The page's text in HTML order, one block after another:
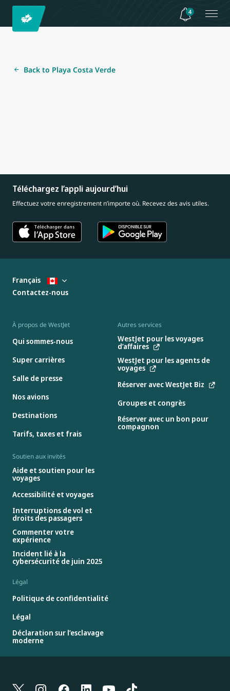
4
Back to Playa Costa Verde
Téléchargez l’appli aujourd’hui
Effectuez votre enregistrement n’importe où. Recevez des avis utiles.
À propos de WestJet
Qui sommes-nous
Super carrières
Salle de presse
Nos avions
Destinations
Tarifs, taxes et frais
Autres services
WestJet pour les voyages
d’affaires
WestJet pour les agents de
voyages
Réserver avec WestJet Biz
Groupes et congrès
Réserver avec un bon pour
compagnon
Soutien aux invités
Aide et soutien pour les
voyages
Accessibilité et voyages
Interruptions de vol et
droits des passagers
Commenter votre
expérience
Incident lié à la
cybersécurité de juin 2025
Légal
Politique de confidentialité
Légal
Déclaration sur l’esclavage
moderne
Français
Contactez-nous